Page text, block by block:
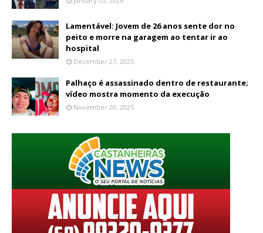
Lamentável: Jovem de 26 anos sente dor no
peito e morre na garagem ao tentar ir ao
hospital
December 27, 2025
Palhaço é assassinado dentro de restaurante;
vídeo mostra momento da execução
November 20, 2025